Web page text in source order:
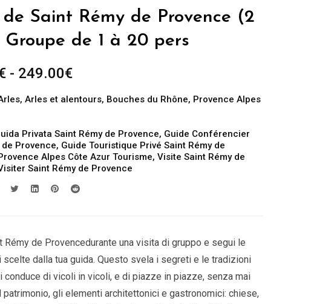
Saint Rémy de Provence (2
Groupe de 1 à 20 pers
- 249.00€Fascia
prezzo:
199.00€
a
249.00€
, Arles et alentours, Bouches du Rhône, Provence Alpes
Privata Saint Rémy de Provence, Guide Conférencier
Provence, Guide Touristique Privé Saint Rémy de
Alpes Côte Azur Tourisme, Visite Saint Rémy de
Saint Rémy de Provence
Rémy de Provencedurante una visita di gruppo e segui le
scelte dalla tua guida. Questo svela i segreti e le tradizioni
conduce di vicoli in vicoli, e di piazze in piazze, senza mai
patrimonio, gli elementi architettonici e gastronomici: chiese,